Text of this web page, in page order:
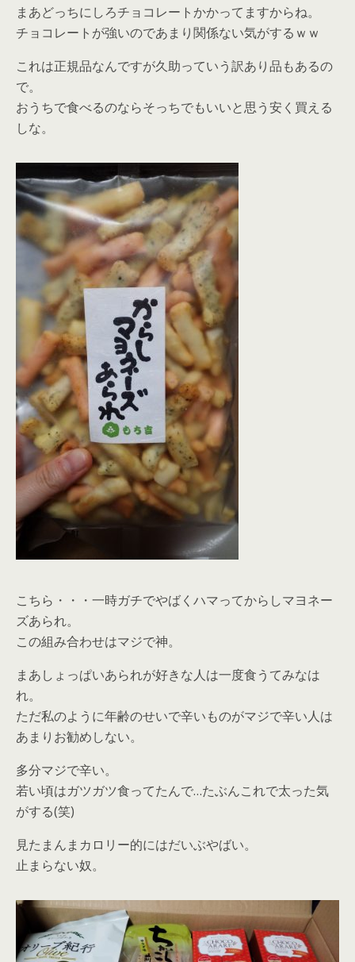
まあどっちにしろチョコレートかかってますからね。
チョコレートが強いのであまり関係ない気がするｗｗ
これは正規品なんですが久助っていう訳あり品もあるの
で。
おうちで食べるのならそっちでもいいと思う安く買える
しな。
こちら・・・一時ガチでやばくハマってからしマヨネー
ズあられ。
この組み合わせはマジで神。
まあしょっぱいあられが好きな人は一度食うてみなは
れ。
ただ私のように年齢のせいで辛いものがマジで辛い人は
あまりお勧めしない。
多分マジで辛い。
若い頃はガツガツ食ってたんで…たぶんこれで太った気
がする(笑)
見たまんまカロリー的にはだいぶやばい。
止まらない奴。